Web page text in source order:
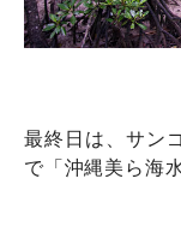
最終日は、サン
で「沖縄美ら海